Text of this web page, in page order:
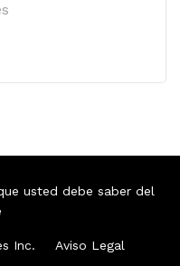
usted debe saber del
Inc.
Aviso Legal